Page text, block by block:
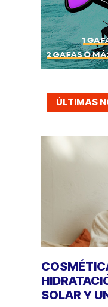
ÚLTIMAS
SOLAR Y